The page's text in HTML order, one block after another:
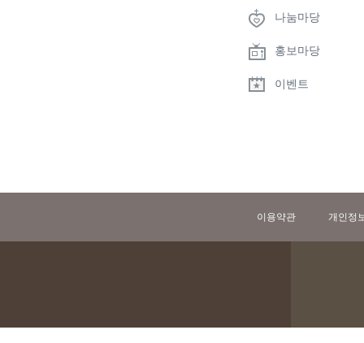
나눔마당
홍보마당
이벤트
이용약관 개인정